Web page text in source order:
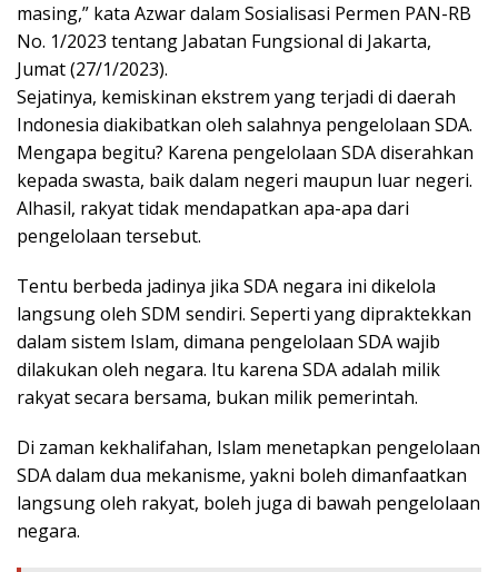
masing,” kata Azwar dalam Sosialisasi Permen PAN-RB
No. 1/2023 tentang Jabatan Fungsional di Jakarta,
Jumat (27/1/2023).
Sejatinya, kemiskinan ekstrem yang terjadi di daerah
Indonesia diakibatkan oleh salahnya pengelolaan SDA.
Mengapa begitu? Karena pengelolaan SDA diserahkan
kepada swasta, baik dalam negeri maupun luar negeri.
Alhasil, rakyat tidak mendapatkan apa-apa dari
pengelolaan tersebut.
Tentu berbeda jadinya jika SDA negara ini dikelola
langsung oleh SDM sendiri. Seperti yang dipraktekkan
dalam sistem Islam, dimana pengelolaan SDA wajib
dilakukan oleh negara. Itu karena SDA adalah milik
rakyat secara bersama, bukan milik pemerintah.
Di zaman kekhalifahan, Islam menetapkan pengelolaan
SDA dalam dua mekanisme, yakni boleh dimanfaatkan
langsung oleh rakyat, boleh juga di bawah pengelolaan
negara.